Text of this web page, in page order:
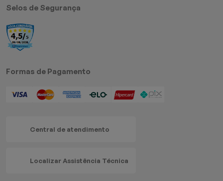
Selos de Segurança
Formas de Pagamento
Central de atendimento
Localizar Assistência Técnica